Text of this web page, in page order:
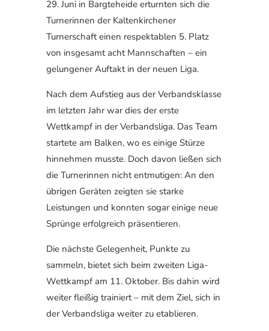
29. Juni in Bargteheide erturnten sich die
Turnerinnen der Kaltenkirchener
Turnerschaft einen respektablen 5. Platz
von insgesamt acht Mannschaften – ein
gelungener Auftakt in der neuen Liga.
Nach dem Aufstieg aus der Verbandsklasse
im letzten Jahr war dies der erste
Wettkampf in der Verbandsliga. Das Team
startete am Balken, wo es einige Stürze
hinnehmen musste. Doch davon ließen sich
die Turnerinnen nicht entmutigen: An den
übrigen Geräten zeigten sie starke
Leistungen und konnten sogar einige neue
Sprünge erfolgreich präsentieren.
Die nächste Gelegenheit, Punkte zu
sammeln, bietet sich beim zweiten Liga-
Wettkampf am 11. Oktober. Bis dahin wird
weiter fleißig trainiert – mit dem Ziel, sich in
der Verbandsliga weiter zu etablieren.